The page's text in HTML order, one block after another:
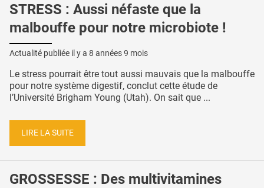
STRESS : Aussi néfaste que la
malbouffe pour notre microbiote !
Actualité publiée il y a 8 années 9 mois
Le stress pourrait être tout aussi mauvais que la malbouffe
pour notre système digestif, conclut cette étude de
l’Université Brigham Young (Utah). On sait que ...
LIRE LA SUITE
GROSSESSE : Des multivitamines